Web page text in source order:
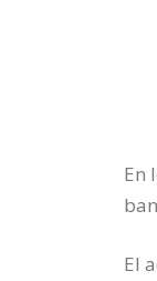
En
El